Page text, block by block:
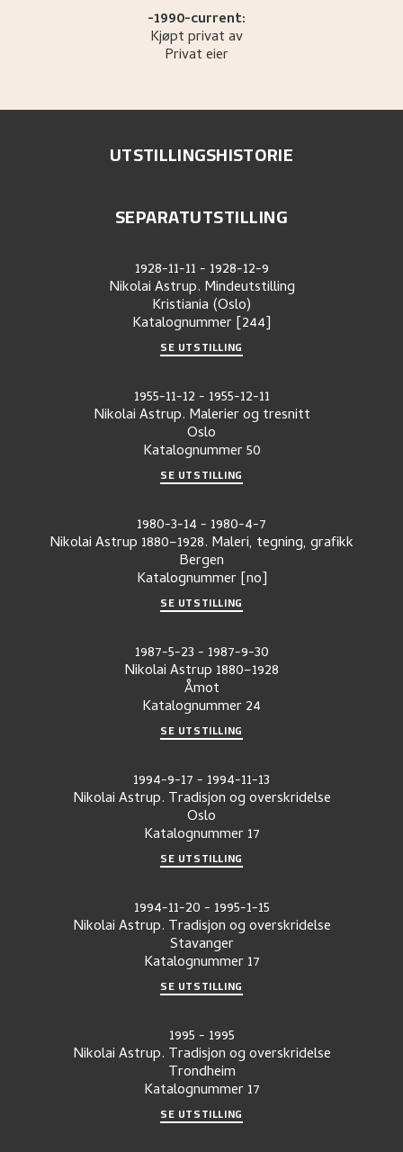
-1990-current:
Kjøpt privat av
Privat eier
UTSTILLINGSHISTORIE
SEPARATUTSTILLING
1928-11-11- 1928-12-9
Nikolai Astrup. Mindeutstilling
Kristiania (Oslo)
Katalognummer[244]
SE UTSTILLING
1955-11-12- 1955-12-11
Nikolai Astrup. Malerier og tresnitt
Oslo
Katalognummer50
SE UTSTILLING
1980-3-14- 1980-4-7
Nikolai Astrup 1880–1928. Maleri, tegning, grafikk
Bergen
Katalognummer [no]
SE UTSTILLING
1987-5-23- 1987-9-30
Nikolai Astrup 1880–1928
Åmot
Katalognummer24
SE UTSTILLING
1994-9-17- 1994-11-13
Nikolai Astrup. Tradisjon og overskridelse
Oslo
Katalognummer 17
SE UTSTILLING
1994-11-20- 1995-1-15
Nikolai Astrup. Tradisjon og overskridelse
Stavanger
Katalognummer 17
SE UTSTILLING
1995- 1995
Nikolai Astrup. Tradisjon og overskridelse
Trondheim
Katalognummer 17
SE UTSTILLING